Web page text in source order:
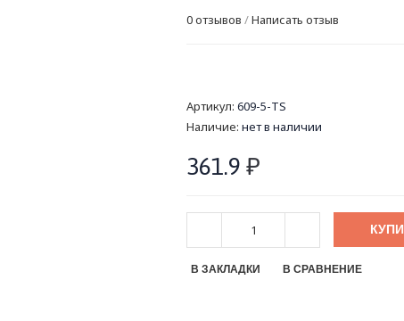
0 отзывов /Написать отзыв
Артикул: 609-5-TS
Наличие: нет в наличии
361.9 ₽
В ЗАКЛАДКИ В СРАВНЕНИЕ